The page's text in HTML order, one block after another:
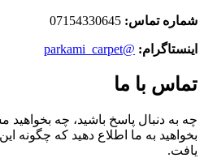
شماره تماس:
اینستاگرام: @parkami_carpet
تماس با ما
چه به دنبال پاسخ باشید، چه
بخواهید به ما اطلاع دهید که چگونه
یافت.